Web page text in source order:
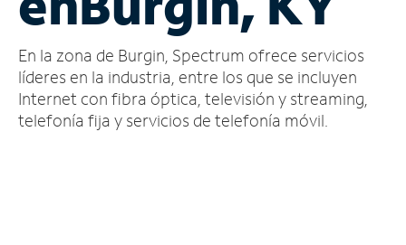
cuenta
Encuentra
una
tienda
En la zona de Burgin, Spectrum ofrece servicios
líderes en la industria, entre los que se incluyen
Internet con fibra óptica, televisión y streaming,
telefonía fija y servicios de telefonía móvil.